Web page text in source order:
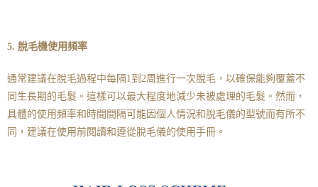
5. 脫毛機使用頻率
通常建議在脫毛過程中每隔1到2周進行一次脫毛，以確保能夠覆蓋不
同生長期的毛髮。這樣可以最大程度地減少未被處理的毛髮。然而，
具體的使用頻率和時間間隔可能因個人情況和脫毛儀的型號而有所不
同，建議在使用前閱讀和遵從脫毛儀的使用手冊。